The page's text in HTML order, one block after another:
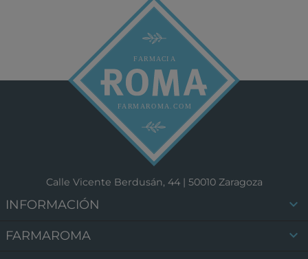
Calle Vicente Berdusán, 44 | 50010 Zaragoza
INFORMACIÓN 
FARMAROMA 